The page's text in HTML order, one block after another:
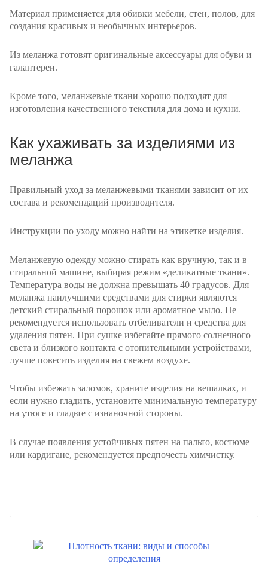
Материал применяется для обивки мебели, стен, полов, для
создания красивых и необычных интерьеров.
Из меланжа готовят оригинальные аксессуары для обуви и
галантереи.
Кроме того, меланжевые ткани хорошо подходят для
изготовления качественного текстиля для дома и кухни.
Как ухаживать за изделиями из
меланжа
Правильный уход за меланжевыми тканями зависит от их
состава и рекомендаций производителя.
Инструкции по уходу можно найти на этикетке изделия.
Меланжевую одежду можно стирать как вручную, так и в
стиральной машине, выбирая режим «деликатные ткани».
Температура воды не должна превышать 40 градусов. Для
меланжа наилучшими средствами для стирки являются
детский стиральный порошок или ароматное мыло. Не
рекомендуется использовать отбеливатели и средства для
удаления пятен. При сушке избегайте прямого солнечного
света и близкого контакта с отопительными устройствами,
лучше повесить изделия на свежем воздухе.
Чтобы избежать заломов, храните изделия на вешалках, и
если нужно гладить, установите минимальную температуру
на утюге и гладьте с изнаночной стороны.
В случае появления устойчивых пятен на пальто, костюме
или кардигане, рекомендуется предпочесть химчистку.